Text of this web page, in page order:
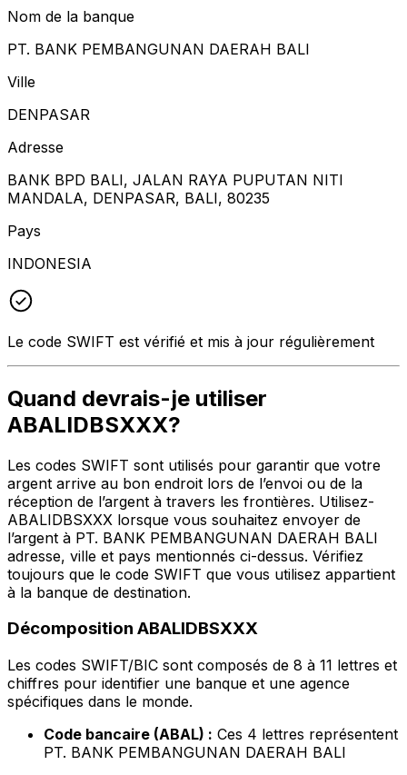
Nom de la banque
PT. BANK PEMBANGUNAN DAERAH BALI
Ville
DENPASAR
Adresse
BANK BPD BALI, JALAN RAYA PUPUTAN NITI
MANDALA, DENPASAR, BALI, 80235
Pays
INDONESIA
Le code SWIFT est vérifié et mis à jour régulièrement
Quand devrais-je utiliser
ABALIDBSXXX?
Les codes SWIFT sont utilisés pour garantir que votre
argent arrive au bon endroit lors de l’envoi ou de la
réception de l’argent à travers les frontières. Utilisez-
ABALIDBSXXX lorsque vous souhaitez envoyer de
l’argent à PT. BANK PEMBANGUNAN DAERAH BALI
adresse, ville et pays mentionnés ci-dessus. Vérifiez
toujours que le code SWIFT que vous utilisez appartient
à la banque de destination.
Décomposition ABALIDBSXXX
Les codes SWIFT/BIC sont composés de 8 à 11 lettres et
chiffres pour identifier une banque et une agence
spécifiques dans le monde.
Code bancaire (ABAL) : Ces 4 lettres représentent
PT. BANK PEMBANGUNAN DAERAH BALI